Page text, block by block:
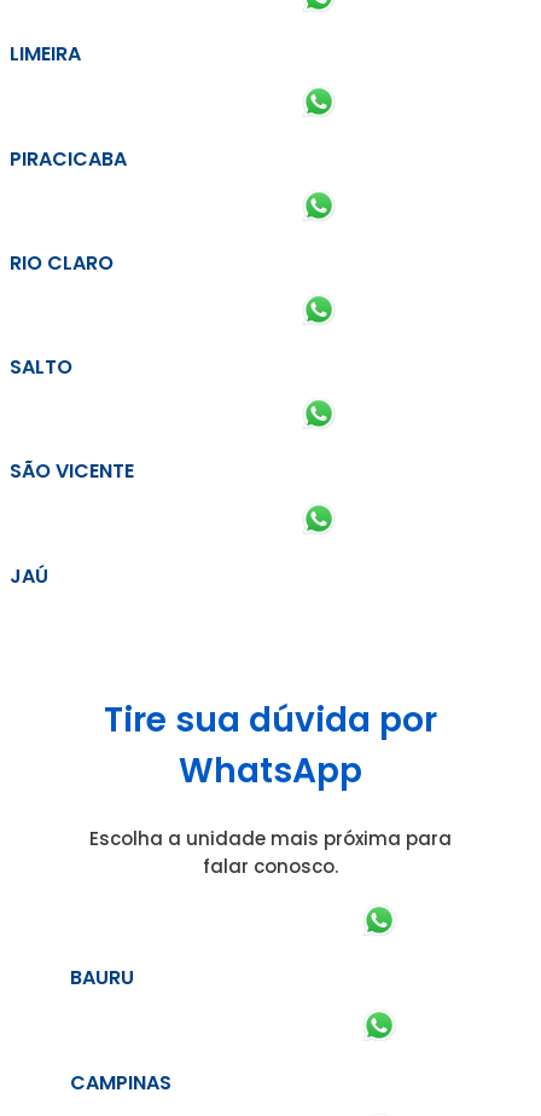
LIMEIRA
PIRACICABA
RIO CLARO
SALTO
SÃO VICENTE
JAÚ
Tire sua dúvida por
WhatsApp
Escolha a unidade mais próxima para
falar conosco.
BAURU
CAMPINAS